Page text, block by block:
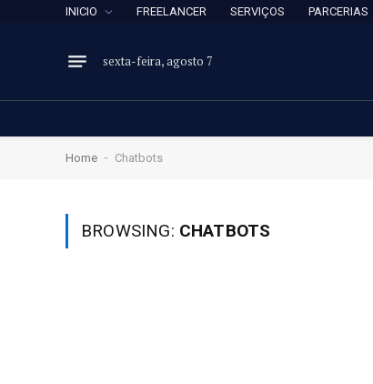
INICIO FREELANCER SERVIÇOS PARCERIAS
sexta-feira, agosto 7
Home - Chatbots
BROWSING: CHATBOTS